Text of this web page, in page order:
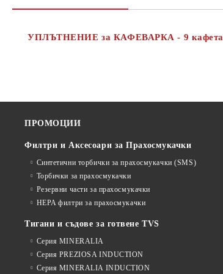
УПЛЪТНЕНИЕ за КАФЕВАРКА - 9 кафета
ПРОМОЦИИ
Филтри и Аксесоари за Прахосмукачки
Синтетични торбички за прахосмукачки (SMS)
Торбички за прахосмукачки
Резервни части за прахосмукачки
HEPA филтри за прахосмукачки
Тигани и съдове за готвене TVS
Серия MINERALIA
Серия PREZIOSA INDUCTION
Серия MINERALIA INDUCTION